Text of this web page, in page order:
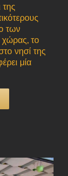
των
το
νησί της
μία